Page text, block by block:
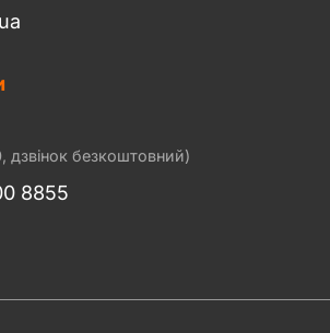
безкоштовний)
8855